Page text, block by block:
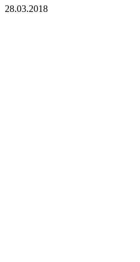
28.03.2018